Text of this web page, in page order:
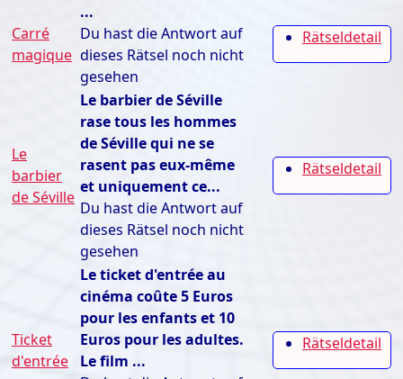
Carré
magique
...
Du hast die Antwort auf
dieses Rätsel noch nicht
gesehen
Rätseldetail
Le
barbier
de Séville
Le barbier de Séville
rase tous les hommes
de Séville qui ne se
rasent pas eux-même
et uniquement ce...
Du hast die Antwort auf
dieses Rätsel noch nicht
gesehen
Rätseldetail
Ticket
d'entrée
Le ticket d'entrée au
cinéma coûte 5 Euros
pour les enfants et 10
Euros pour les adultes.
Le film ...
Rätseldetail